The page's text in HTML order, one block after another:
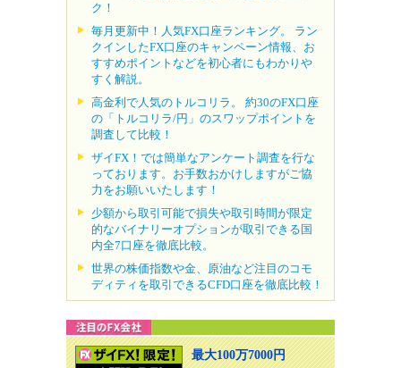
ク！
毎月更新中！人気FX口座ランキング。 ラン
クインしたFX口座のキャンペーン情報、お
すすめポイントなどを初心者にもわかりや
すく解説。
高金利で人気のトルコリラ。 約30のFX口座
の「トルコリラ/円」のスワップポイントを
調査して比較！
ザイFX！では簡単なアンケート調査を行な
っております。お手数おかけしますがご協
力をお願いいたします！
少額から取引可能で損失や取引時間が限定
的なバイナリーオプションが取引できる国
内全7口座を徹底比較。
世界の株価指数や金、原油など注目のコモ
ディティを取引できるCFD口座を徹底比較！
最大100万7000円